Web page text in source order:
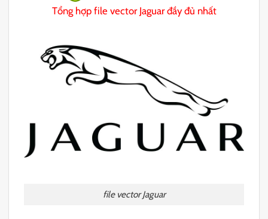
Tổng hợp file vector Jaguar đầy đủ nhất
file vector Jaguar